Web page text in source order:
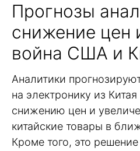
Прогнозы
снижение цен
война США и
Аналитики
на электронику из
снижению цен и
китайские товары в
Кроме того, это